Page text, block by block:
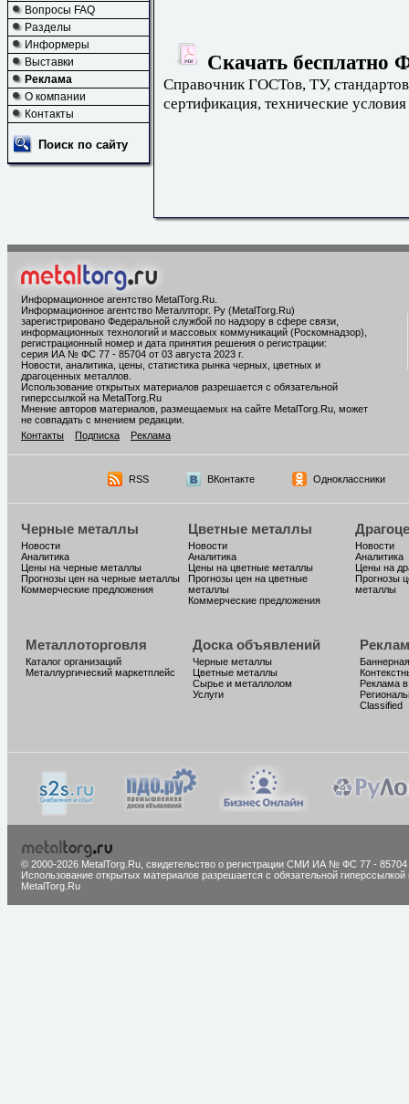
Вопросы FAQ
Разделы
Информеры
Выставки
Реклама
О компании
Контакты
Поиск по сайту
Скачать бесплатно
Справочник ГОСТов, ТУ,
сертификация, технические условия
Информационное агентство MetalTorg.Ru
Информационное агентство Металлторг. Ру (MetalTorg.Ru)
зарегистрировано Федеральной службой по надзору в сфере связи,
информационных технологий и массовых коммуникаций (Роскомнадзор),
регистрационный номер и дата принятия решения о регистрации:
серия ИА № ФС 77 - 85704 от 03 августа 2023 г.
Новости, аналитика, цены, статистика рынка черных, цветных и
драгоценных металлов.
Использование открытых материалов разрешается с обязательной
гиперссылкой на MetalTorg.Ru
Мнение авторов материалов, размещаемых на сайте MetalTorg.Ru, может
не совпадать с мнением редакции.
Контакты
Подписка Реклама
RSS ВКонтакте Одноклассники
Черные металлы
Новости
Аналитика
Цены на черные металлы
Прогнозы цен на черные металлы
Коммерческие предложения
Цветные металлы
Новости
Аналитика
Цены на цветные металлы
Прогнозы цен на цветные
металлы
Коммерческие предложения
Новости
Аналитика
Цены на
Прогнозы
металлы
Металлоторговля
Каталог организаций
Металлургический маркетплейс
Доска объявлений
Черные металлы
Цветные металлы
Сырье и металлолом
Услуги
Реклама
Classified
© 2000-2026 MetalTorg.Ru, cвидетельство о регистрации СМИ ИА № ФС 77 - 85704
Использование открытых материалов разрешается с обязательной гиперссылкой
MetalTorg.Ru